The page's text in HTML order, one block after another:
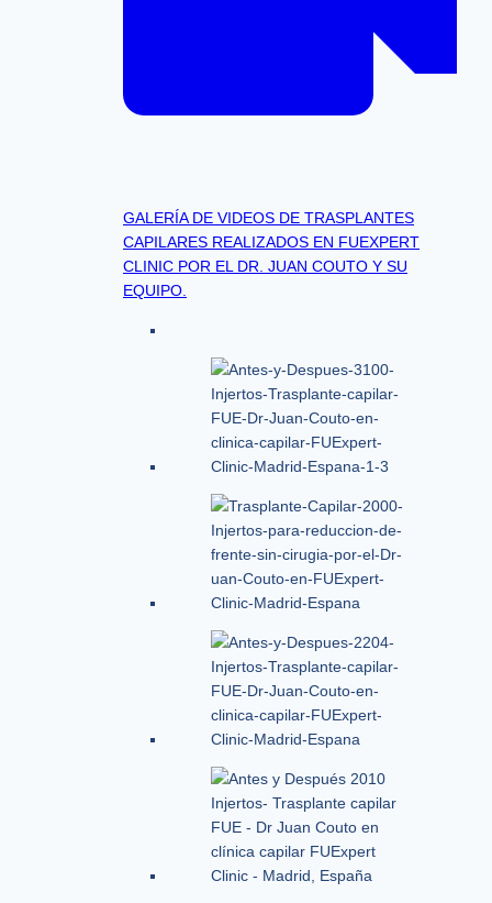
GALERÍA DE VIDEOS DE TRASPLANTES
CAPILARES REALIZADOS EN FUEXPERT
CLINIC POR EL DR. JUAN COUTO Y SU
EQUIPO.